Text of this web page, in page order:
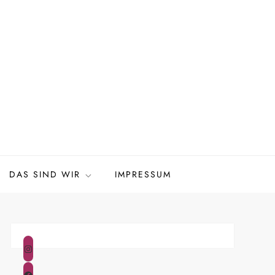
DAS SIND WIR IMPRESSUM
Instagram
Facebook